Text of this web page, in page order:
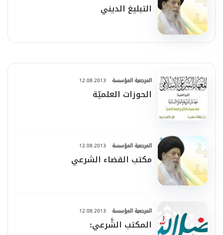
التبليغ الديني
المرجعية المؤسسة 12.08.2013
الحوزات العلميّة
المرجعية المؤسسة 12.08.2013
مكتب القضاء الشرعي
المرجعية المؤسسة 12.08.2013
المكتب الشَّرعي: